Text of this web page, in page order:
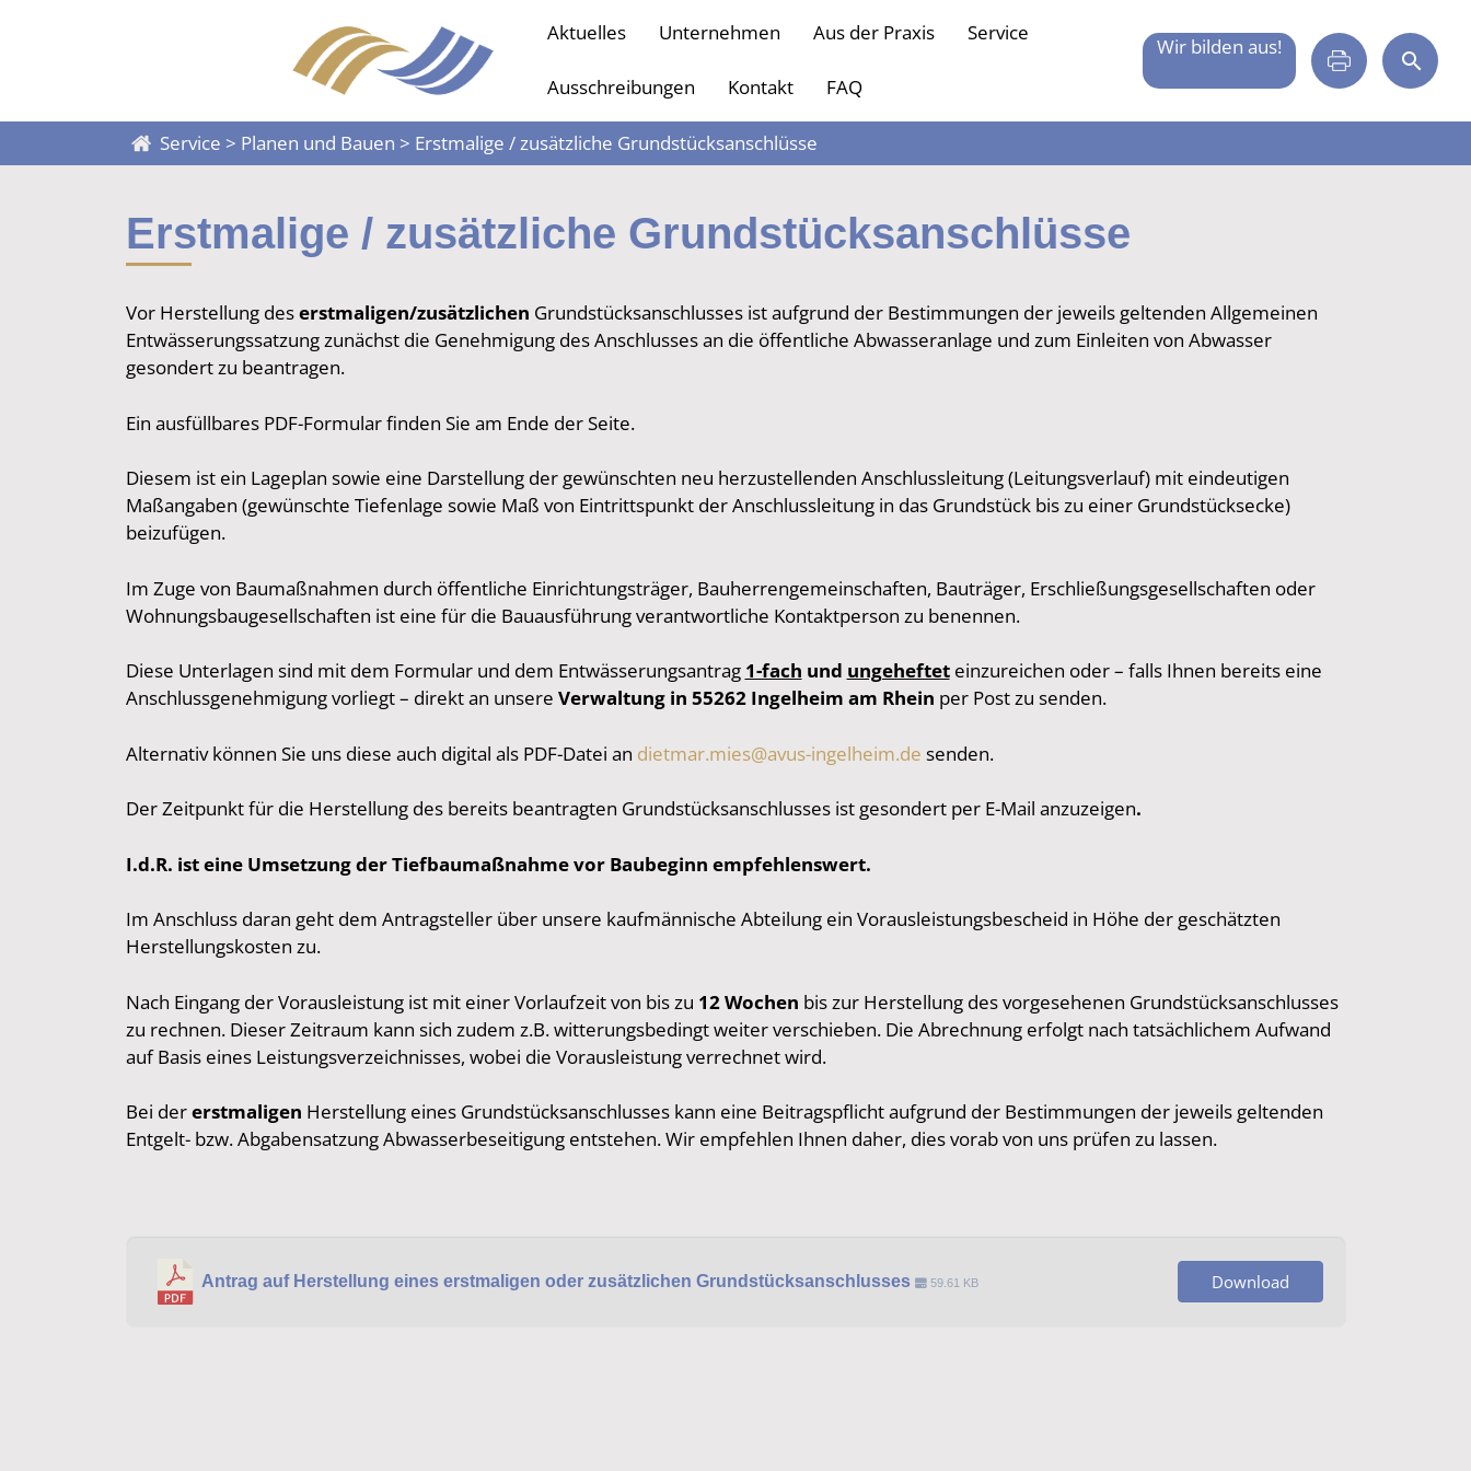
Wir bilden aus!
Aktuelles Unternehmen Aus der Praxis Service
Ausschreibungen Kontakt FAQ
Service > Planen und Bauen > Erstmalige / zusätzliche Grundstücksanschlüsse
Erstmalige / zusätzliche Grundstücksanschlüsse
Vor Herstellung deserstmaligen/zusätzlichen Grundstücksanschlusses ist aufgrund der Bestimmungen der jeweils geltenden Allgemeinen
Entwässerungssatzung zunächst die Genehmigung des Anschlusses an die öffentliche Abwasseranlage und zum Einleiten von Abwasser
gesondert zu beantragen.
Ein ausfüllbares PDF-Formular finden Sie am Ende der Seite.
Diesem ist ein Lageplan sowie eine Darstellung der gewünschten neu herzustellenden Anschlussleitung (Leitungsverlauf) mit eindeutigen
Maßangaben (gewünschte Tiefenlage sowie Maß von Eintrittspunkt der Anschlussleitung in das Grundstück bis zu einer Grundstücksecke)
beizufügen.
Im Zuge von Baumaßnahmen durch öffentliche Einrichtungsträger, Bauherrengemeinschaften, Bauträger, Erschließungsgesellschaften oder
Wohnungsbaugesellschaften ist eine für die Bauausführung verantwortliche Kontaktperson zu benennen.
Diese Unterlagen sind mit dem Formular und dem Entwässerungsantrag 1-fach und ungehefteteinzureichen oder – falls Ihnen bereits eine
Anschlussgenehmigung vorliegt – direkt an unsere Verwaltung in 55262 Ingelheim am Rhein per Post zu senden.
Alternativ können Sie uns diese auch digital als PDF-Datei an dietmar.mies@avus-ingelheim.de senden.
Der Zeitpunkt für die Herstellung des bereits beantragten Grundstücksanschlusses ist gesondert per E-Mail anzuzeigen.
I.d.R. ist eine Umsetzung der Tiefbaumaßnahme vor Baubeginn empfehlenswert.
Im Anschluss daran geht dem Antragsteller über unsere kaufmännische Abteilung ein Vorausleistungsbescheid in Höhe der geschätzten
Herstellungskosten zu.
Nach Eingang der Vorausleistung ist mit einer Vorlaufzeit von bis zu 12 Wochen bis zur Herstellung des vorgesehenen Grundstücksanschlusses
zu rechnen. Dieser Zeitraum kann sich zudem z.B. witterungsbedingt weiter verschieben. Die Abrechnung erfolgt nach tatsächlichem Aufwand
auf Basis eines Leistungsverzeichnisses, wobei die Vorausleistung verrechnet wird.
Bei dererstmaligen Herstellung eines Grundstücksanschlusses kann eine Beitragspflicht aufgrund der Bestimmungen der jeweils geltenden
Entgelt- bzw. Abgabensatzung Abwasserbeseitigung entstehen. Wir empfehlen Ihnen daher, dies vorab von uns prüfen zu lassen.
Antrag auf Herstellung eines erstmaligen oder zusätzlichen Grundstücksanschlusses 59.61 KB Download